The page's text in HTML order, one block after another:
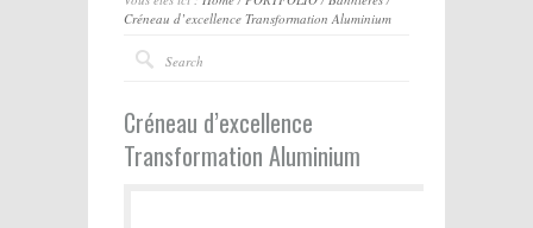
Créneau d’excellence Transformation Aluminium
Créneau d’excellence
Transformation Aluminium